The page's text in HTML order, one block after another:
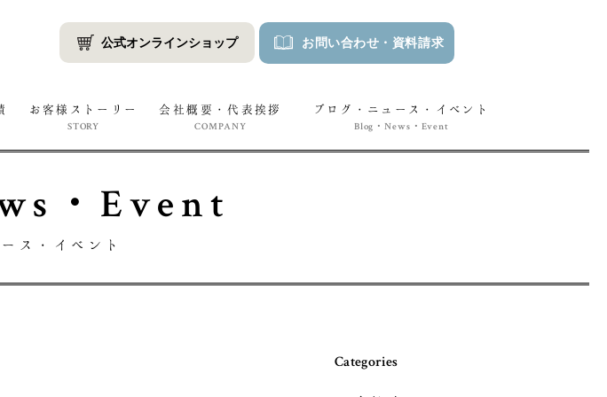
公式オンラインショップ お問い合わせ ・ 資料請求
お客様ストーリー
STORY
会社概要・代表挨拶
COMPANY
ブログ・ニュース・イベント
Blog・News・Event
・Event
ス・イベント
Categories